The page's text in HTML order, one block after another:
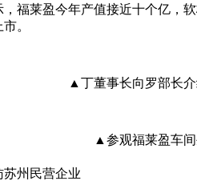
福莱盈今年产值接近十个亿
。
▲丁董事长向罗部长
▲参观福莱盈车
州民营企业